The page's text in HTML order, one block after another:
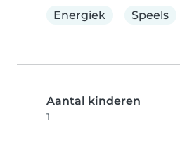
Energiek
Speels
Aantal kinderen
1